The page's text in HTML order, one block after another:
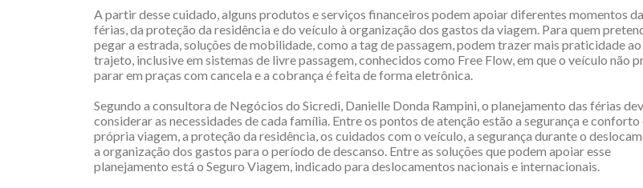
A partir desse cuidado, alguns produtos e serviços financeiros podem apoiar diferentes momentos
férias, da proteção da residência e do veículo à organização dos gastos da viagem. Para quem
pegar a estrada, soluções de mobilidade, como a tag de passagem, podem trazer mais praticidade ao
trajeto, inclusive em sistemas de livre passagem, conhecidos como Free Flow, em que o veículo não
parar em praças com cancela e a cobrança é feita de forma eletrônica.
Segundo a consultora de Negócios do Sicredi, Danielle Donda Rampini, o planejamento das férias
considerar as necessidades de cada família. Entre os pontos de atenção estão a segurança e conforto
própria viagem, a proteção da residência, os cuidados com o veículo, a segurança durante o
a organização dos gastos para o período de descanso. Entre as soluções que podem apoiar esse
planejamento está o Seguro Viagem, indicado para deslocamentos nacionais e internacionais.